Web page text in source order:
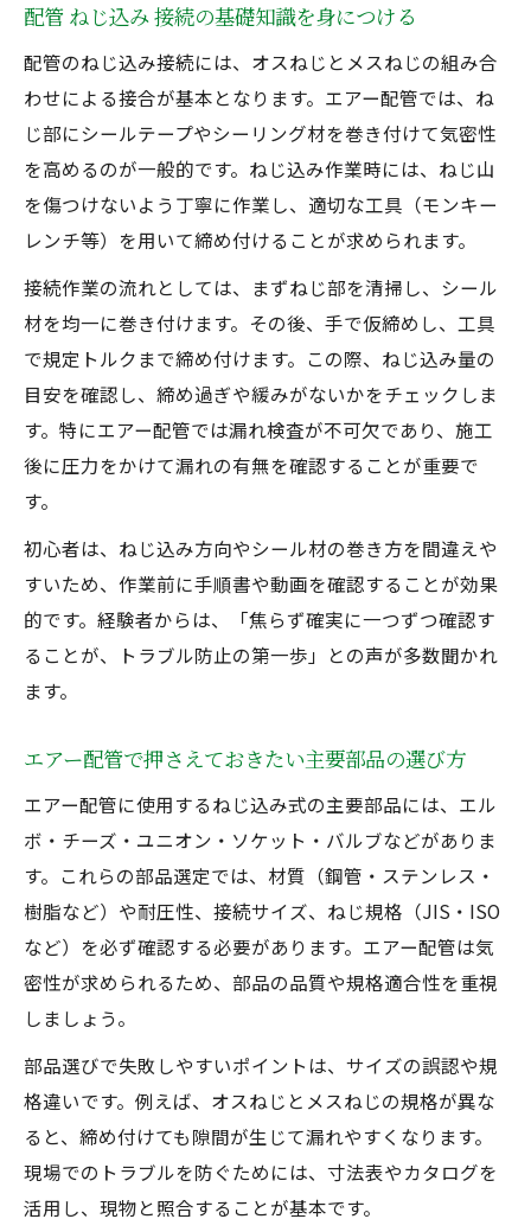
順
ねじ込み配管施工要領のポイントと実践例
配管 ねじ込み 接続時の注意すべきチェック
項目
配管と配管を確実につなぐ実践テクニック
配管 ねじ込み 接続の基礎知識を身につける
配管のねじ込み接続には、オスねじとメスねじの組み合
わせによる接合が基本となります。エアー配管では、ね
じ部にシールテープやシーリング材を巻き付けて気密性
を高めるのが一般的です。ねじ込み作業時には、ねじ山
を傷つけないよう丁寧に作業し、適切な工具（モンキー
レンチ等）を用いて締め付けることが求められます。
接続作業の流れとしては、まずねじ部を清掃し、シール
材を均一に巻き付けます。その後、手で仮締めし、工具
で規定トルクまで締め付けます。この際、ねじ込み量の
目安を確認し、締め過ぎや緩みがないかをチェックしま
す。特にエアー配管では漏れ検査が不可欠であり、施工
後に圧力をかけて漏れの有無を確認することが重要で
す。
初心者は、ねじ込み方向やシール材の巻き方を間違えや
すいため、作業前に手順書や動画を確認することが効果
的です。経験者からは、「焦らず確実に一つずつ確認す
ることが、トラブル防止の第一歩」との声が多数聞かれ
ます。
エアー配管で押さえておきたい主要部品の選び方
エアー配管に使用するねじ込み式の主要部品には、エル
ボ・チーズ・ユニオン・ソケット・バルブなどがありま
す。これらの部品選定では、材質（鋼管・ステンレス・
樹脂など）や耐圧性、接続サイズ、ねじ規格（JIS・ISO
など）を必ず確認する必要があります。エアー配管は気
密性が求められるため、部品の品質や規格適合性を重視
しましょう。
部品選びで失敗しやすいポイントは、サイズの誤認や規
格違いです。例えば、オスねじとメスねじの規格が異な
ると、締め付けても隙間が生じて漏れやすくなります。
現場でのトラブルを防ぐためには、寸法表やカタログを
活用し、現物と照合することが基本です。